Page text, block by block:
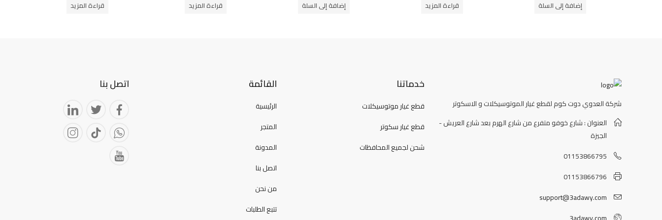
إضافة إلى السلة قراءة المزيد إضافة إلى السلة قراءة المزيد قراءة المزيد
شركة العدوي دوت كوم لقطع غيار الموتوسيكلات و الاسكوتر
العنوان : شارع خوفو متفرع من شارع الهرم بعد شارع العريش -
الجيزة
01153866795
01153866796
support@3adawy.com
خدماتنا
قطع غيار موتوسيكلات
قطع غيار سكوتر
شحن لجميع المحافظات
القائمة
الرئيسية
المتجر
المدونة
اتصل بنا
من نحن
تتبع الطلبات
اتصل بنا